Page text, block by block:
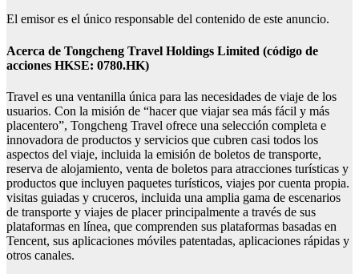
El emisor es el único responsable del contenido de este anuncio.
Acerca de Tongcheng Travel Holdings Limited (código de
acciones HKSE: 0780.HK)
Travel es una ventanilla única para las necesidades de viaje de los
usuarios. Con la misión de “hacer que viajar sea más fácil y más
placentero”, Tongcheng Travel ofrece una selección completa e
innovadora de productos y servicios que cubren casi todos los
aspectos del viaje, incluida la emisión de boletos de transporte,
reserva de alojamiento, venta de boletos para atracciones turísticas y
productos que incluyen paquetes turísticos, viajes por cuenta propia.
visitas guiadas y cruceros, incluida una amplia gama de escenarios
de transporte y viajes de placer principalmente a través de sus
plataformas en línea, que comprenden sus plataformas basadas en
Tencent, sus aplicaciones móviles patentadas, aplicaciones rápidas y
otros canales.